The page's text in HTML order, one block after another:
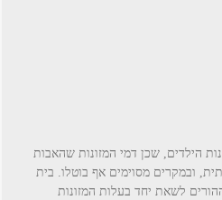
מזונות הילדים, שכן דמי המזונות שהאבות
ובמקרים מסוימים אף בוטלו. בית
לשאת יחד בעלות המזונות